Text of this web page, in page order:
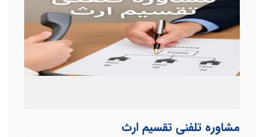
مشاوره تلفنی تقسیم ارث